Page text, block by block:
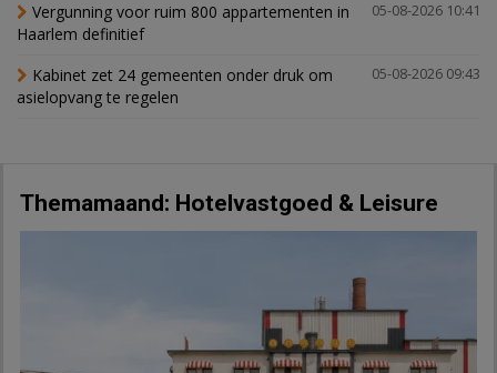
05-08-2026 10:41
Vergunning voor ruim 800 appartementen in
Haarlem definitief
05-08-2026 09:43
Kabinet zet 24 gemeenten onder druk om
asielopvang te regelen
Themamaand: Hotelvastgoed & Leisure